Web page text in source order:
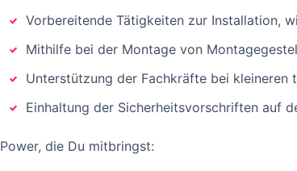
Vorbereitende Tätigkeiten zur Installation,
Mithilfe bei der Montage von
Unterstützung der Fachkräfte bei kleineren
Einhaltung der Sicherheitsvorschriften auf
Power, die Du mitbringst: